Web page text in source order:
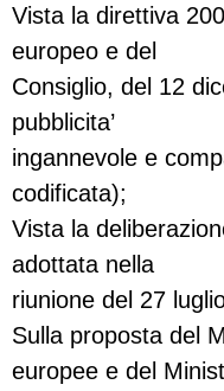
Vista la direttiva
europeo e del
Consiglio, del 12
pubblicita’
ingannevole e
codificata);
Vista la
adottata nella
riunione del 27
Sulla proposta del
europee e del